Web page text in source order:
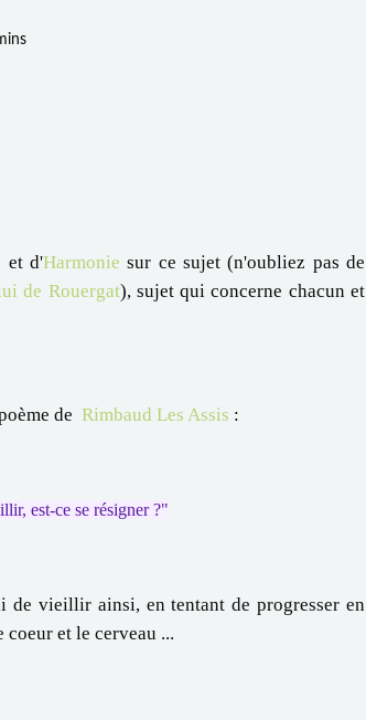
et d'Harmonie sur ce sujet (n'oubliez pas de
de Rouergat), sujet qui concerne chacun et
de Rimbaud Les Assis :
est-ce se résigner ?"
de vieillir ainsi, en tentant de progresser en
coeur et le cerveau ...